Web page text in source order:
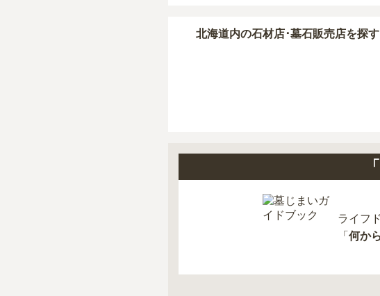
現地見学では、担当者に「提示金額
北海道内の石材店･墓石販売店を探す
ライフ
「 何か